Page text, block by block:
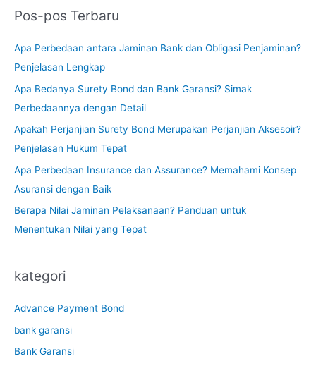
Pos-pos Terbaru
Apa Perbedaan antara Jaminan Bank dan Obligasi Penjaminan?
Penjelasan Lengkap
Apa Bedanya Surety Bond dan Bank Garansi? Simak
Perbedaannya dengan Detail
Apakah Perjanjian Surety Bond Merupakan Perjanjian Aksesoir?
Penjelasan Hukum Tepat
Apa Perbedaan Insurance dan Assurance? Memahami Konsep
Asuransi dengan Baik
Berapa Nilai Jaminan Pelaksanaan? Panduan untuk
Menentukan Nilai yang Tepat
kategori
Advance Payment Bond
bank garansi
Bank Garansi